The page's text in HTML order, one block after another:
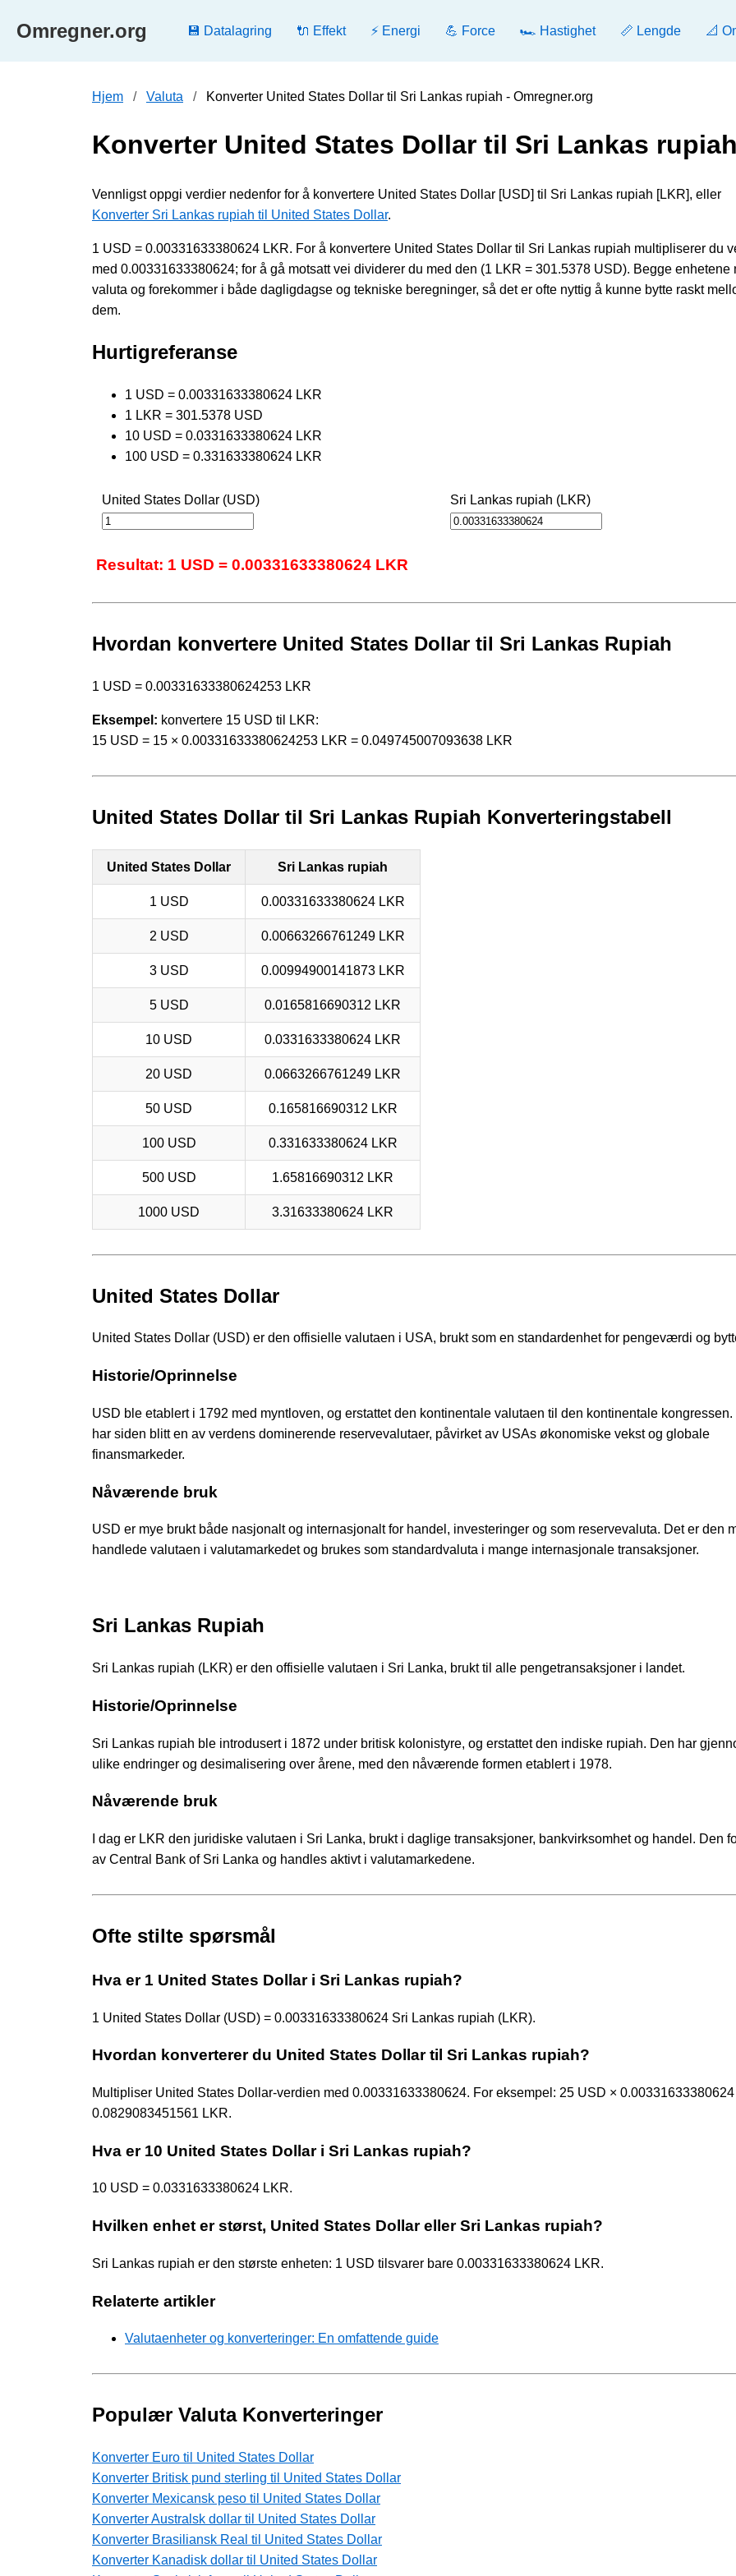
Omregner.org 💾 Datalagring 🔌 Effekt ⚡ Energi 💪 Force 🏎️ Hastighet 📏 Lengde 📐
Hjem Valuta Konverter United States Dollar til Sri Lankas rupiah - Omregner.org
Konverter United States Dollar til Sri Lankas
Vennligst oppgi verdier nedenfor for å konvertere United States Dollar [USD] til Sri Lankas rupiah [LKR], eller
Konverter Sri Lankas rupiah til United States Dollar.
1 USD = 0.00331633380624 LKR. For å konvertere United States Dollar til Sri Lankas rupiah multipliserer du
med 0.00331633380624; for å gå motsatt vei dividerer du med den (1 LKR = 301.5378 USD). Begge enhetene
valuta og forekommer i både dagligdagse og tekniske beregninger, så det er ofte nyttig å kunne bytte raskt
dem.
Hurtigreferanse
1 USD = 0.00331633380624 LKR
1 LKR = 301.5378 USD
10 USD = 0.0331633380624 LKR
100 USD = 0.331633380624 LKR
United States Dollar (USD) Sri Lankas rupiah (LKR)
Resultat: 1 USD = 0.00331633380624 LKR
Hvordan konvertere United States Dollar til Sri Lankas Rupiah
1 USD = 0.00331633380624253 LKR
Eksempel: konvertere 15 USD til LKR:
15 USD = 15 × 0.00331633380624253 LKR = 0.049745007093638 LKR
United States Dollar til Sri Lankas Rupiah Konverteringstabell
United States Dollar Sri Lankas rupiah
1 USD 0.00331633380624 LKR
2 USD 0.00663266761249 LKR
3 USD 0.00994900141873 LKR
5 USD 0.0165816690312 LKR
10 USD 0.0331633380624 LKR
20 USD 0.0663266761249 LKR
50 USD 0.165816690312 LKR
100 USD 0.331633380624 LKR
500 USD 1.65816690312 LKR
1000 USD 3.31633380624 LKR
United States Dollar
United States Dollar (USD) er den offisielle valutaen i USA, brukt som en standardenhet for pengeværdi og
Historie/Oprinnelse
USD ble etablert i 1792 med myntloven, og erstattet den kontinentale valutaen til den kontinentale kongressen.
har siden blitt en av verdens dominerende reservevalutaer, påvirket av USAs økonomiske vekst og globale
finansmarkeder.
Nåværende bruk
USD er mye brukt både nasjonalt og internasjonalt for handel, investeringer og som reservevaluta. Det er den
handlede valutaen i valutamarkedet og brukes som standardvaluta i mange internasjonale transaksjoner.
Sri Lankas Rupiah
Sri Lankas rupiah (LKR) er den offisielle valutaen i Sri Lanka, brukt til alle pengetransaksjoner i landet.
Historie/Oprinnelse
Sri Lankas rupiah ble introdusert i 1872 under britisk kolonistyre, og erstattet den indiske rupiah. Den har
ulike endringer og desimalisering over årene, med den nåværende formen etablert i 1978.
Nåværende bruk
I dag er LKR den juridiske valutaen i Sri Lanka, brukt i daglige transaksjoner, bankvirksomhet og handel. Den
av Central Bank of Sri Lanka og handles aktivt i valutamarkedene.
Ofte stilte spørsmål
Hva er 1 United States Dollar i Sri Lankas rupiah?
1 United States Dollar (USD) = 0.00331633380624 Sri Lankas rupiah (LKR).
Hvordan konverterer du United States Dollar til Sri Lankas rupiah?
Multipliser United States Dollar-verdien med 0.00331633380624. For eksempel: 25 USD × 0.00331633380624
0.0829083451561 LKR.
Hva er 10 United States Dollar i Sri Lankas rupiah?
10 USD = 0.0331633380624 LKR.
Hvilken enhet er størst, United States Dollar eller Sri Lankas rupiah?
Sri Lankas rupiah er den største enheten: 1 USD tilsvarer bare 0.00331633380624 LKR.
Relaterte artikler
Valutaenheter og konverteringer: En omfattende guide
Populær Valuta Konverteringer
Konverter Euro til United States Dollar
Konverter Britisk pund sterling til United States Dollar
Konverter Mexicansk peso til United States Dollar
Konverter Australsk dollar til United States Dollar
Konverter Brasiliansk Real til United States Dollar
Konverter Kanadisk dollar til United States Dollar